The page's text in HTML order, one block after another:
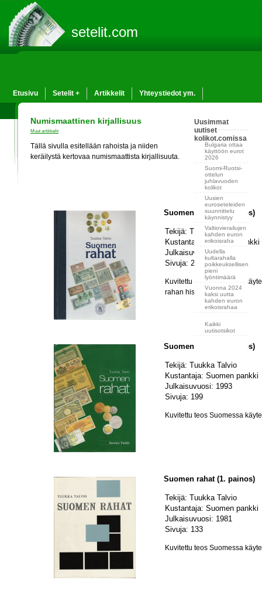
setelit.com
Etusivu Setelit + Artikkelit Yhteystiedot ym.
Numismaattinen kirjallisuus
Muut artikkelit
Tällä sivulla esitellään rahoista ja niiden
keräilystä kertovaa numismaattista kirjallisuuta.
Suomen rahat (3. painos)
Tekijä: Tuukka Talvio
Kustantaja: Suomen Pankki
Julkaisuvuosi: 2003
Sivuja: 224
Kuvitettu teos Suomessa
rahan historiasta.
Suomen rahat (2. painos)
Tekijä: Tuukka Talvio
Kustantaja: Suomen pankki
Julkaisuvuosi: 1993
Sivuja: 199
Kuvitettu teos Suomessa
Suomen rahat (1. painos)
Tekijä: Tuukka Talvio
Kustantaja: Suomen pankki
Julkaisuvuosi: 1981
Sivuja: 133
Kuvitettu teos Suomessa
Uusimmat
uutiset
kolikot.comissa
Bulgaria ottaa
käyttöön eurot
2026
Suomi-Ruotsi-
ottelun
juhlavuoden
kolikot
Uusien
euroseteleiden
suunnittelu
käynnistyy
Valtiovierailujen
kahden euron
erikoisraha
Uudella
kultarahalla
poikkeuksellisen
pieni
lyöntimäärä
Vuonna 2024
kaksi uutta
kahden euron
erikoisrahaa
Kaikki
uutisotsikot